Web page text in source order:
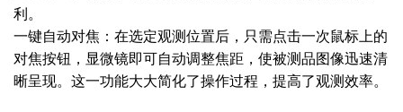
利。
一键自动对焦：在选定观测位置后，只需点击一次鼠标上的
对焦按钮，显微镜即可自动调整焦距，使被测品图像迅速清
晰呈现。这一功能大大简化了操作过程，提高了观测效率。